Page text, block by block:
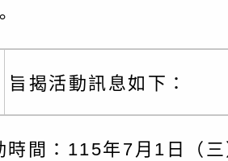
抗過敏照護指
免疫專家 林
職講座
LCD託播影片
園市政府家庭
家6月課程資
生活-婚前教
「幸福婚姻系
園市政府LED
LCD託播影（
團法人天主教
啟智中心辦理
園市桃園區西
旨揭活動訊息如下：
時間：115年7月1日（